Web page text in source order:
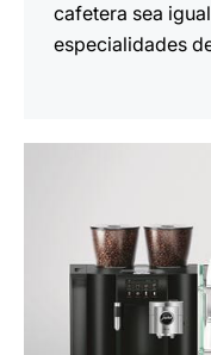
cafetera sea
especialidades